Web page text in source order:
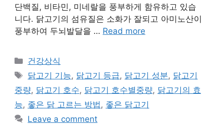
단백질, 비타민, 미네랄을 풍부하게 함유하고 있습
니다. 닭고기의 섬유질은 소화가 잘되고 아미노산이
풍부하여 두뇌발달을 … Read more
Categories
건강상식
Tags
닭고기 기능, 닭고기 등급, 닭고기 성분, 닭고기
중량, 닭고기 호수, 닭고기 호수별중량, 닭고기의 효
능, 좋은 닭 고르는 방법 , 좋은 닭고기
Leave a comment